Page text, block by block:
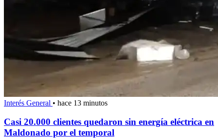
Interés General • hace 13 minutos
Casi 20.000 clientes quedaron sin energía eléctrica en
Maldonado por el temporal